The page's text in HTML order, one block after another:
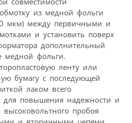
из медной фольги
мкм) между первичными и
и установить поверх
дополнительный
медной фольги.
ленту или
бумагу с последующей
лаком всего
для повышения надежности и
пробоя